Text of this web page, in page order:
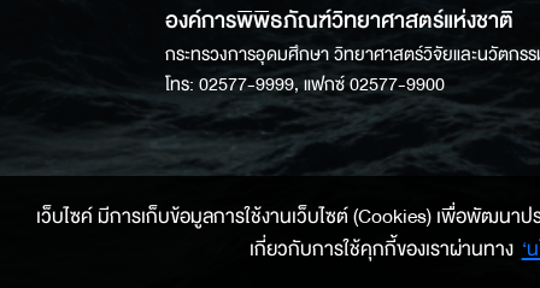
องค์การพิพิธภัณฑ์วิทยาศาสตร์แห่งชาติ
กระทรวงการอุดมศึกษา วิทยาศาสตร์วิจัยและนวัตก
โทร: 02577-9999, แฟกซ์ 02577-9900
เว็บไซค์ มีการเก็บข้อมูลการใช้งานเว็บไซต์ (Cookies) เพื่อพัฒน
เกี่ยวกับการใช้คุกกี้ของเราผ่านทาง ‘